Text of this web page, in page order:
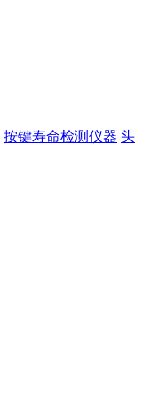
按键寿命检测仪器 头